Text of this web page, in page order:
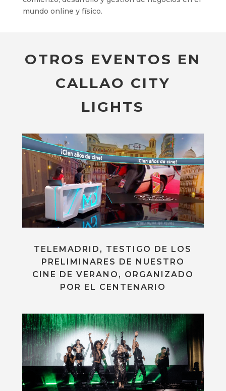
mundo online y físico.
OTROS EVENTOS EN
CALLAO CITY
LIGHTS
TELEMADRID, TESTIGO DE LOS
PRELIMINARES DE NUESTRO
CINE DE VERANO, ORGANIZADO
POR EL CENTENARIO